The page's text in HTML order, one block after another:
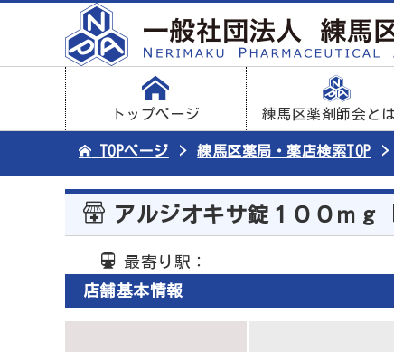
トップページ 練馬区薬剤師会と
TOPページ 練馬区薬局・薬店検索TOP
アルジオキサ錠１００ｍｇ
最寄り駅：
店舗基本情報